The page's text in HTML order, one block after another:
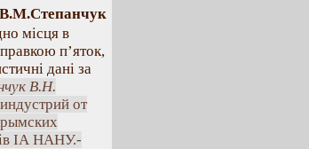
В.М.Степанчук
місця в
п’яток,
дані за
В.Н.
от
ІА НАНУ.-